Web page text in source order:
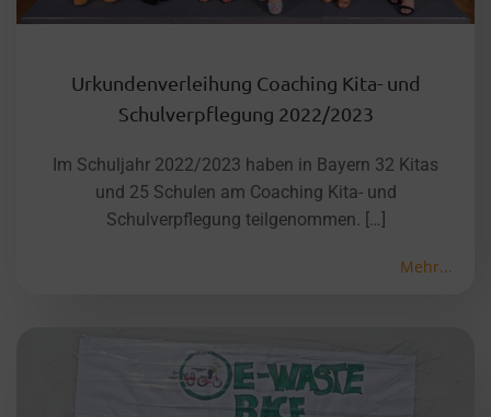
Urkundenverleihung Coaching Kita- und
Schulverpflegung 2022/2023
Im Schuljahr 2022/2023 haben in Bayern 32 Kitas
und 25 Schulen am Coaching Kita- und
Schulverpflegung teilgenommen. […]
Mehr...